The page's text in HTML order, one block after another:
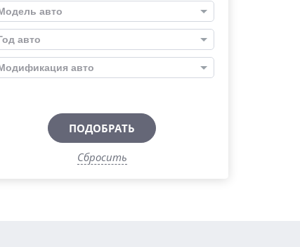
авто
авто
авто
ПОДОБРАТЬ
Сбросить